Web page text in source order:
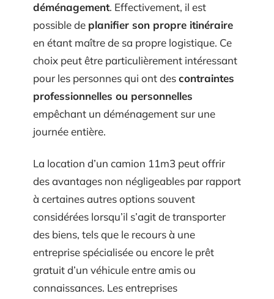
déménagement. Effectivement, il est
possible de planifier son propre itinéraire
en étant maître de sa propre logistique. Ce
choix peut être particulièrement intéressant
pour les personnes qui ont descontraintes
professionnelles ou personnelles
empêchant un déménagement sur une
journée entière.
La location d’un camion 11m3 peut offrir
des avantages non négligeables par rapport
à certaines autres options souvent
considérées lorsqu’il s’agit de transporter
des biens, tels que le recours à une
entreprise spécialisée ou encore le prêt
gratuit d’un véhicule entre amis ou
connaissances. Les entreprises